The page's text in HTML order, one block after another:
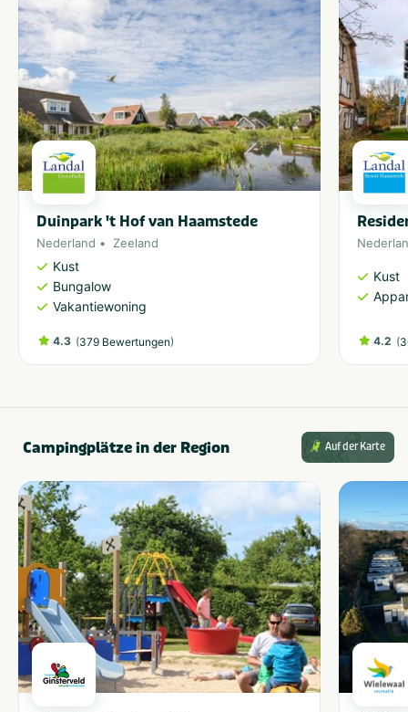
Duinpark 't Hof van Haamstede
Nederland Zeeland
Kust
Bungalow
Vakantiewoning
4.3 (379 Bewertungen)
Kust
4.2 (
Campingplätze in der Region Auf der Karte